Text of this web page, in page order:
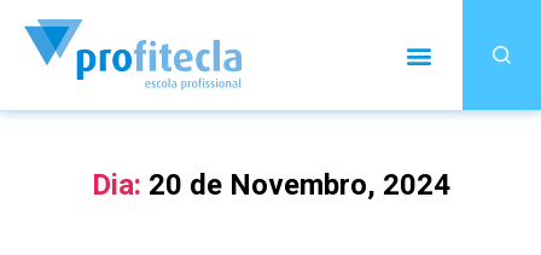
Dia: 20 de Novembro, 2024